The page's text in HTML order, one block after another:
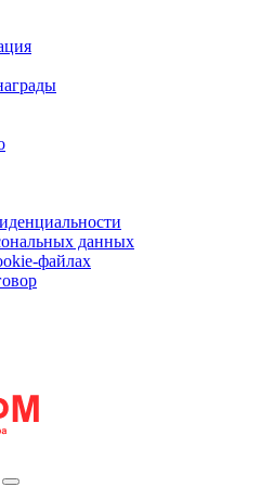
данных
файлах